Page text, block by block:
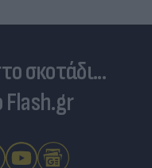
σκοτάδι...
Flash.gr